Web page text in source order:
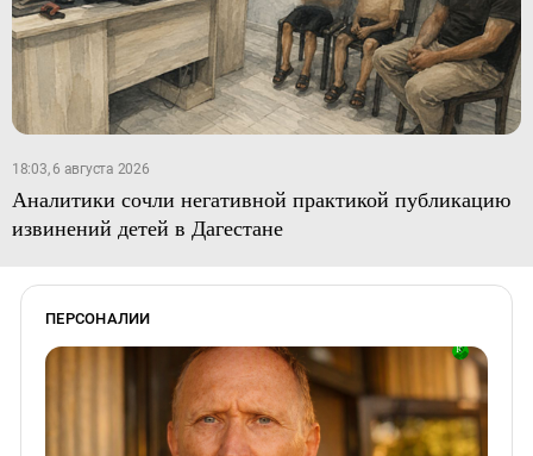
18:03, 6 августа 2026
Аналитики сочли негативной практикой публикацию
извинений детей в Дагестане
ПЕРСОНАЛИИ